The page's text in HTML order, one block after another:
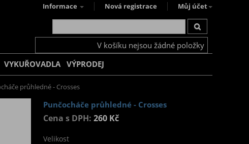
Informace Nová registrace Můj účet
V košíku nejsou žádné položky
VYKUŘOVADLA VÝPRODEJ
průhledné - Crosses
Punčocháče průhledné - Crosses
Cena s DPH: 260 Kč
Velikost